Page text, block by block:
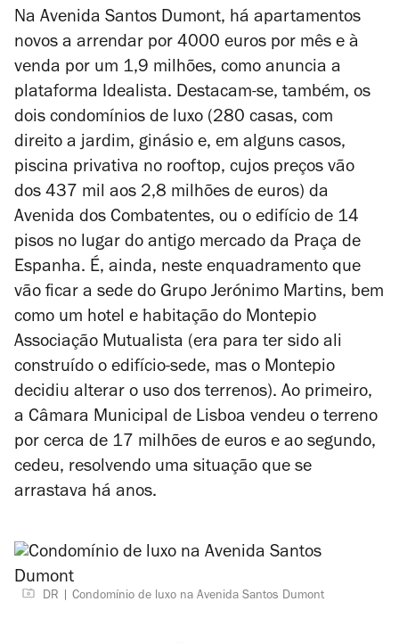
Na Avenida Santos Dumont, há apartamentos
novos a arrendar por 4000 euros por mês e à
venda por um 1,9 milhões, como anuncia a
plataforma Idealista. Destacam-se, também, os
dois condomínios de luxo (280 casas, com
direito a jardim, ginásio e, em alguns casos,
piscina privativa no rooftop, cujos preços vão
dos 437 mil aos 2,8 milhões de euros) da
Avenida dos Combatentes, ou o edifício de 14
pisos no lugar do antigo mercado da Praça de
Espanha. É, ainda, neste enquadramento que
vão ficar a sede do Grupo Jerónimo Martins, bem
como um hotel e habitação do Montepio
Associação Mutualista (era para ter sido ali
construído o edifício-sede, mas o Montepio
decidiu alterar o uso dos terrenos). Ao primeiro,
a Câmara Municipal de Lisboa vendeu o terreno
por cerca de 17 milhões de euros e ao segundo,
cedeu, resolvendo uma situação que se
arrastava há anos.
DR Condomínio de luxo na Avenida Santos Dumont